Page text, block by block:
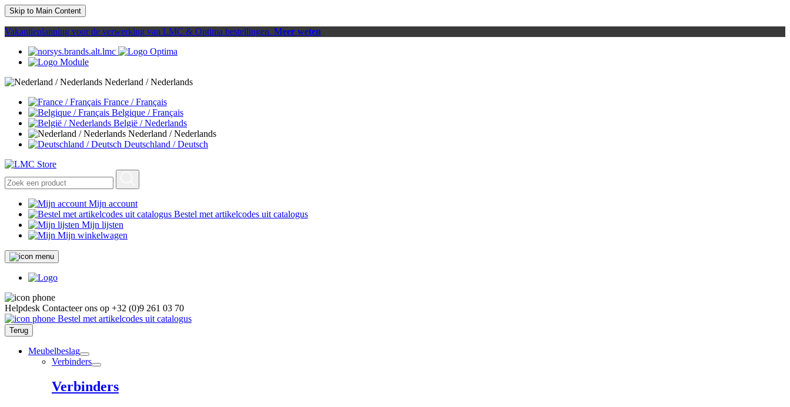
Skip to Main Content
Vakantieplanning voor de verwerking van LMC & Optima bestellingen. Meer weten
Nederland / Nederlands
France / Français
Belgique / Français
België / Nederlands
Nederland / Nederlands
Deutschland / Deutsch
Mijn account
Bestel met artikelcodes uit catalogus
Mijn lijsten
Mijn winkelwagen
Helpdesk Contacteer ons op +32 (0)9 261 03 70
Bestel met artikelcodes uit catalogus
Terug
Meubelbeslag
Verbinders
Verbinders